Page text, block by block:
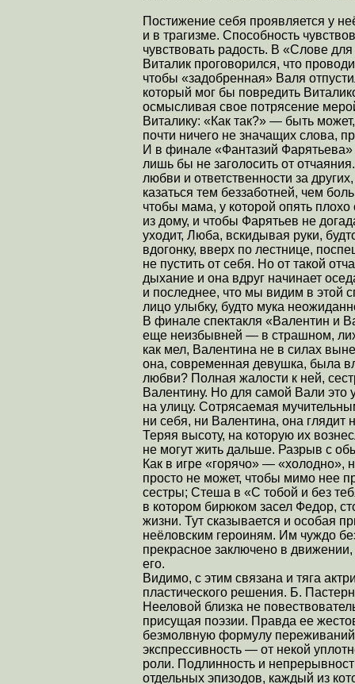
Постижение себя проявляется у
и в трагизме. Способность
чувствовать радость. В «Слове
Виталик проговорился, что
чтобы «задобренная» Валя
который мог бы повредить
осмысливая свое потрясение
Виталику: «Как так?» — быть
почти ничего не значащих слова,
И в финале «Фантазий Фарятьева»
лишь бы не заголосить от
любви и ответственности за
казаться тем беззаботней, чем
чтобы мама, у которой опять
из дому, и чтобы Фарятьев не
уходит, Люба, вскидывая руки,
вдогонку, вверх по лестнице,
не пустить от себя. Но от такой
дыхание и она вдруг начинает
и последнее, что мы видим в
лицо улыбку, будто мука
В финале спектакля «Валентин и
еще неизбывней — в страшном,
как мел, Валентина не в силах
она, современная девушка, была
любви? Полная жалости к ней,
Валентину. Но для самой Вали
на улицу. Сотрясаемая
ни себя, ни Валентина, она глядит
Теряя высоту, на которую их
не могут жить дальше. Разрыв с
Как в игре «горячо» —
просто не может, чтобы мимо нее
сестры; Стеша в «С тобой и без
в котором бирюком засел Федор,
жизни. Тут сказывается и особая
неёловским героиням. Им чуждо
прекрасное заключено в
его.
Видимо, с этим связана и тяга
пластического решения. Б.
Нееловой близка не
присущая поэзии. Правда ее
безмолвную формулу
экспрессивность — от некой
роли. Подлинность и
отдельных эпизодов, каждый из